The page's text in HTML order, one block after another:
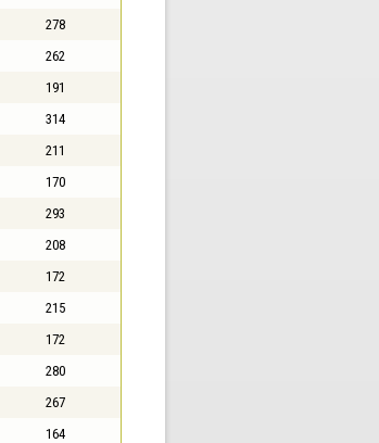
278
262
191
314
211
170
293
208
172
215
172
280
267
164